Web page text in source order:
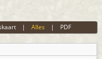
|Alles | PDF